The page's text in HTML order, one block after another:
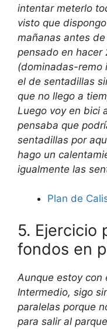
intentar meterlo
visto que
mañanas antes
pensado en hacer
(dominadas-remo
el de sentadillas
que no llego a
Luego voy en bici
pensaba que
sentadillas por
hago un
igualmente las
Plan de
5. Ejercicio
fondos en
Aunque estoy con
Intermedio, sigo
paralelas porque
para salir al